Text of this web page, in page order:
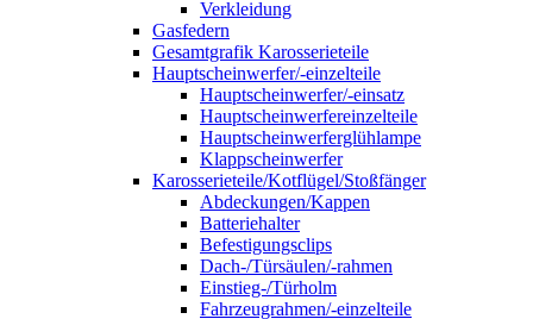
Verkleidung
Gasfedern
Gesamtgrafik Karosserieteile
Hauptscheinwerfer/-einzelteile
Hauptscheinwerfer/-einsatz
Hauptscheinwerfereinzelteile
Hauptscheinwerferglühlampe
Klappscheinwerfer
Karosserieteile/Kotflügel/Stoßfänger
Abdeckungen/Kappen
Batteriehalter
Befestigungsclips
Dach-/Türsäulen/-rahmen
Einstieg-/Türholm
Fahrzeugrahmen/-einzelteile